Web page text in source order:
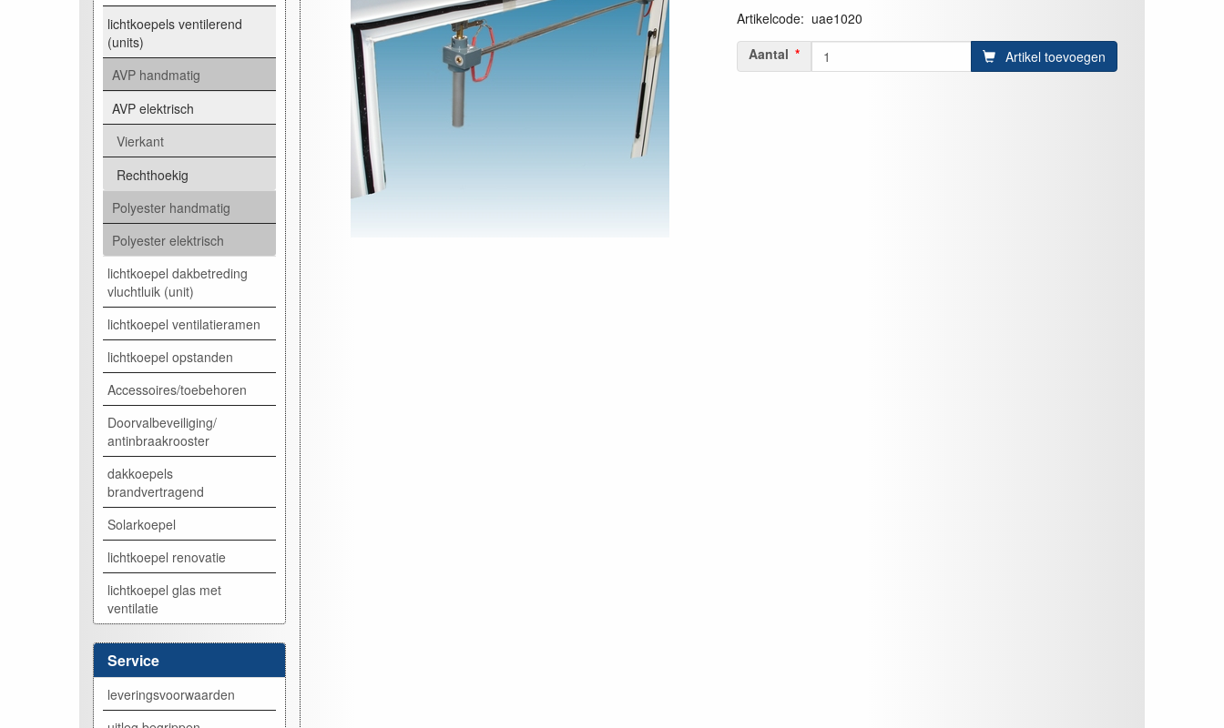
lichtkoepels ventilerend
(units)
AVP handmatig
AVP elektrisch
Vierkant
Rechthoekig
Polyester handmatig
Polyester elektrisch
lichtkoepel dakbetreding
vluchtluik (unit)
lichtkoepel ventilatieramen
lichtkoepel opstanden
Accessoires/toebehoren
Doorvalbeveiliging/
antinbraakrooster
dakkoepels
brandvertragend
Solarkoepel
lichtkoepel renovatie
lichtkoepel glas met
ventilatie
Service
leveringsvoorwaarden
Artikelcode: uae1020
Aantal
Artikel toevoegen